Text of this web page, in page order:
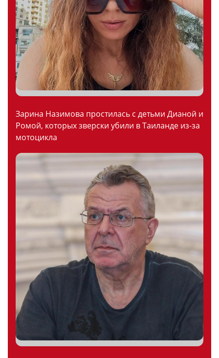
Зарина Назимова простилась с детьми Дианой и
Ромой, которых зверски убили в Таиланде из-за
мотоцикла